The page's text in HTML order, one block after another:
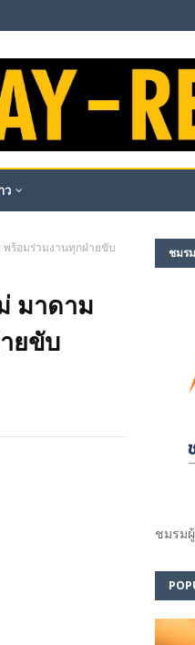
ว
ร้อมร่วมงานทุกฝ่ายขับ
มาดาม
ยขับ
ชมร
ชมรม​